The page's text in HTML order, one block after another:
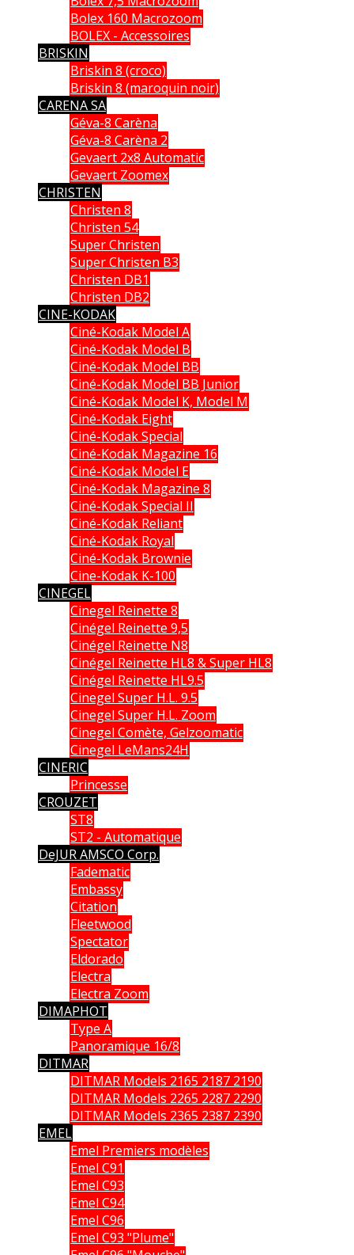
Bolex 160 Macrozoom
BOLEX - Accessoires
BRISKIN
Briskin 8 (croco)
Briskin 8 (maroquin noir)
CARENA SA
Géva-8 Carèna
Géva-8 Carèna 2
Gevaert 2x8 Automatic
Gevaert Zoomex
CHRISTEN
Christen 8
Christen 54
Super Christen
Super Christen B3
Christen DB1
Christen DB2
CINE-KODAK
Ciné-Kodak Model A
Ciné-Kodak Model B
Ciné-Kodak Model BB
Ciné-Kodak Model BB Junior
Ciné-Kodak Model K, Model M
Ciné-Kodak Eight
Ciné-Kodak Special
Ciné-Kodak Magazine 16
Ciné-Kodak Model E
Ciné-Kodak Magazine 8
Ciné-Kodak Special II
Ciné-Kodak Reliant
Ciné-Kodak Royal
Ciné-Kodak Brownie
Cine-Kodak K-100
CINEGEL
Cinegel Reinette 8
Cinégel Reinette 9,5
Cinégel Reinette N8
Cinégel Reinette HL8 & Super HL8
Cinégel Reinette HL9.5
Cinegel Super H.L. 9.5
Cinegel Super H.L. Zoom
Cinegel Comète, Gelzoomatic
Cinegel LeMans24H
CINERIC
Princesse
CROUZET
ST8
ST2 - Automatique
DeJUR AMSCO Corp.
Fadematic
Embassy
Citation
Fleetwood
Spectator
Eldorado
Electra
Electra Zoom
DIMAPHOT
Type A
Panoramique 16/8
DITMAR
DITMAR Models 2165 2187 2190
DITMAR Models 2265 2287 2290
DITMAR Models 2365 2387 2390
EMEL
Emel Premiers modèles
Emel C91
Emel C93
Emel C94
Emel C96
Emel C93 "Plume"